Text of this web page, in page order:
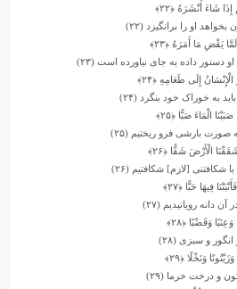
إِذَا شَاءَ أَنْشَرَهُ ﴿۲۲﴾
او را برانگیزد (۲۲)
لَمَّا یَقْضِ مَا أَمَرَهُ﴿۲۳﴾
دستور داده به جاى نیاورده است (۲۳)
الْإِنْسَانُ إِلَى طَعَامِهِ﴿۲۴﴾
به خوراک خود بنگرد (۲۴)
صَبَبْنَا الْمَاءَ صَبًّا﴿۲۵﴾
صورت بارشى فرو ریختیم (۲۵)
الْأَرْضَ شَقًّا ﴿۲۶﴾
شکافتنى [لازم] شکافتیم (۲۶)
فَأَنْبَتْنَا فِیهَا حَبًّا﴿۲۷﴾
دانه رویانیدیم (۲۷)
وَعِنَبًا وَقَضْبًا﴿۲۸﴾
انگور و سبزى (۲۸)
وَزَیْتُونًا وَنَخْلًا ﴿۲۹﴾
و درخت‏ خرما (۲۹)